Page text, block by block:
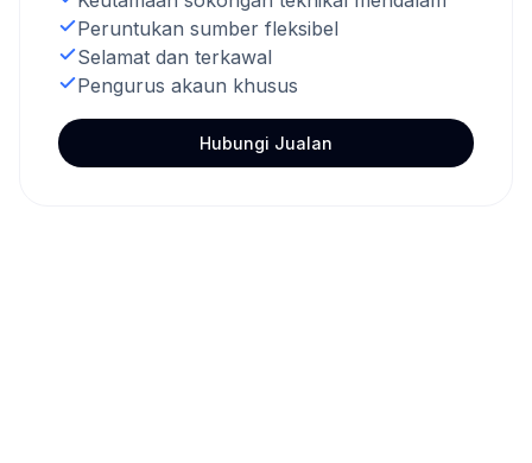
Peruntukan sumber fleksibel
Selamat dan terkawal
Pengurus akaun khusus
Hubungi Jualan